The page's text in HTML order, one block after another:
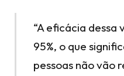
“A eficácia dessa
95%, o que
pessoas não vão